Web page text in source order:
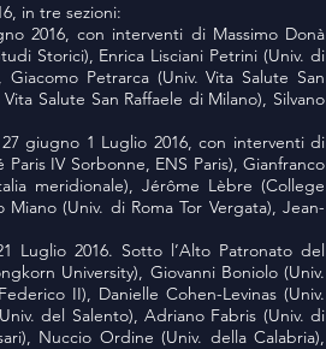
in tre sezioni:
2016, con interventi di Massimo Donà
Storici), Enrica Lisciani Petrini (Univ. di
Petrarca (Univ. Vita Salute San
Salute San Raffaele di Milano), Silvano
giugno 1 Luglio 2016, con interventi di
IV Sorbonne, ENS Paris), Gianfranco
meridionale), Jérôme Lèbre (College
(Univ. di Roma Tor Vergata), Jean-
Luglio 2016. Sotto l’Alto Patronato del
University), Giovanni Boniolo (Univ.
II), Danielle Cohen-Levinas (Univ.
del Salento), Adriano Fabris (Univ. di
Nuccio Ordine (Univ. della Calabria),